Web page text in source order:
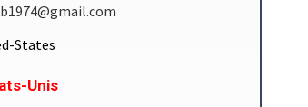
States
Unis